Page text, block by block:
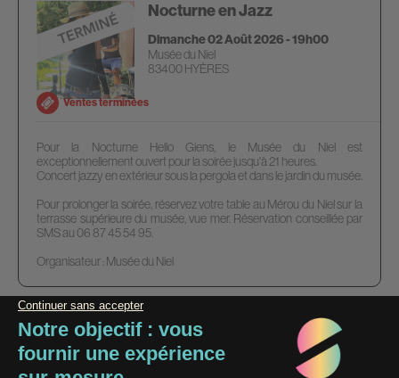
Nocturne en Jazz
Dimanche 02 Août 2026 - 19h00
Musée du Niel
83400 HYÈRES
Ventes terminées
Pour la Nocturne Hello Giens, le Musée du Niel est
exceptionnellement ouvert pour la soirée jusqu'à 21 heures.
Concert jazzy en extérieur sous la pergola et dans le jardin du musée.
Pour prolonger la soirée, réservez votre table au Mérou du Niel sur la
terrasse supérieure du musée, vue mer. Réservation conseillée par
SMS au 06 87 45 54 95.
Organisateur : Musée du Niel